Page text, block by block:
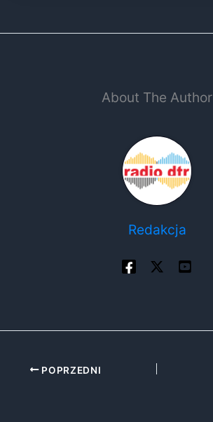
About The Author
Redakcja
POPRZEDNI